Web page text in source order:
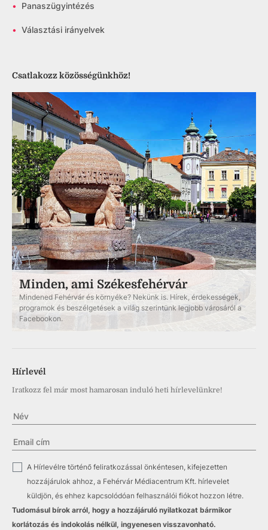
• Panaszügyintézés
• Választási irányelvek
Csatlakozz közösségünkhöz!
Minden, ami Székesfehérvár
Mindened Fehérvár és környéke? Nekünk is. Hírek, érdekességek,
programok és beszélgetések a világ szerintünk legjobb városáról a
Facebookon.
Hírlevél
Iratkozz fel már most hamarosan induló heti hírlevelünkre!
A Hírlevélre történő feliratkozással önkéntesen, kifejezetten
hozzájárulok ahhoz, a Fehérvár Médiacentrum Kft. hírlevelet
küldjön, és ehhez kapcsolódóan felhasználói fiókot hozzon létre.
Tudomásul bírok arról, hogy a hozzájáruló nyilatkozat bármikor
korlátozás és indokolás nélkül, ingyenesen visszavonható.